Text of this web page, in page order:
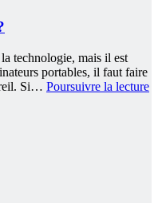
technologie, mais il est
portables, il faut faire
Si… Poursuivre la lecture